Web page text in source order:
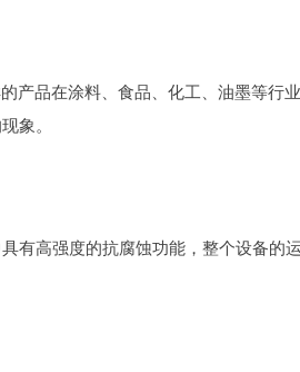
产品在涂料、食品、化工、油墨等行
象。
有高强度的抗腐蚀功能，整个设备的